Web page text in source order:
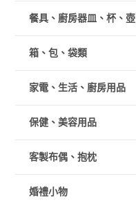
餐具、廚房器皿、杯、壺
箱、包、袋類
家電、生活、廚房用品
保健、美容用品
客製布偶、抱枕
婚禮小物